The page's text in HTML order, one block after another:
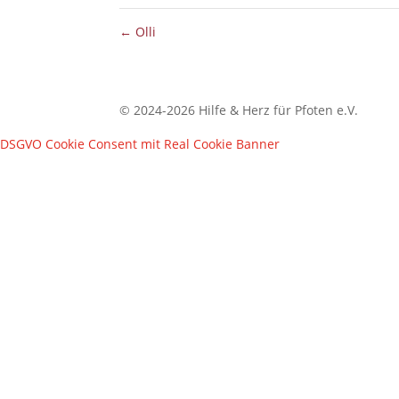
← Olli
© 2024-2026 Hilfe & Herz für Pfoten e.V.
DSGVO Cookie Consent mit Real Cookie Banner